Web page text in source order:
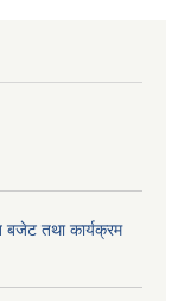
बजेट तथा कार्यक्रम